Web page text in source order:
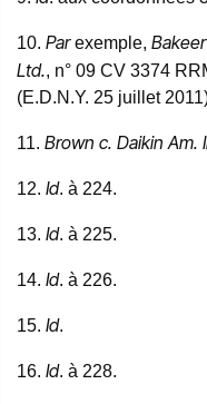
10. Parexemple,
Ltd., n° 09 CV 3374
(E.D.N.Y. 25 juillet
11. Brown c. Daikin Am.
12. Id. à 224.
13. Id. à 225.
14. Id. à 226.
15. Id.
16. Id. à 228.